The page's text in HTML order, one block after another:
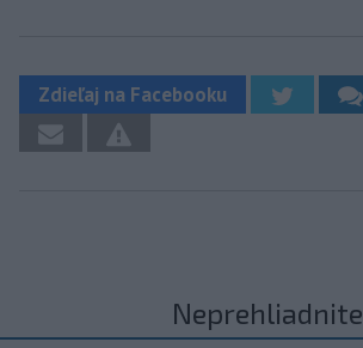
Zdieľaj na Facebooku
Neprehliadnite